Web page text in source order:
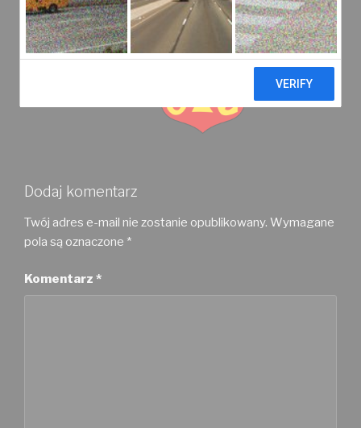
Dodaj komentarz
Twój adres e-mail nie zostanie opublikowany. Wymagane
pola są oznaczone *
Komentarz *